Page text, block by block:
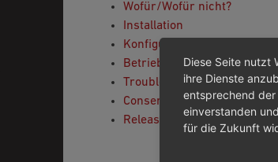
Wofür/Wofür nicht?
Installation
Konfiguration
Betrieb
Troubleshooting
Consent Management
Release Notes
Diese Seite nutzt
ihre Dienste
entsprechend
einverstanden
für die Zukunft